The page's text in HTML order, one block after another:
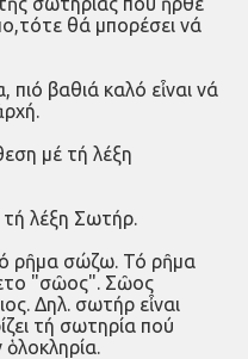
θά μπορέσει νά
πιό βαθιά καλό εἶναι νά
μέ τή λέξη
τή λέξη Σωτήρ.
ρῆμα σώζω. Τό ρῆμα
"σῶος". Σῶος
Δηλ. σωτήρ εἶναι
τή σωτηρία πού
ὁλοκληρία.